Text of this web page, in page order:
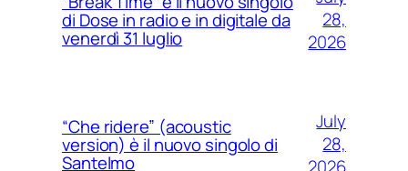
di Dose in radio e in digitale da
venerdì 31 luglio
28,
2026
“Che ridere” (acoustic
version) è il nuovo singolo di
Santelmo
July
28,